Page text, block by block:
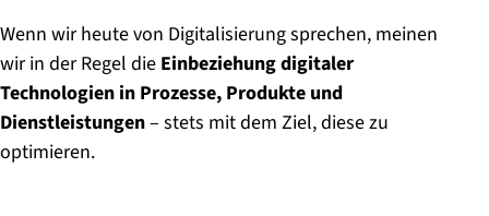
Wenn wir heute von Digitalisierung sprechen, meinen
wir in der Regel die Einbeziehung digitaler
Technologien in Prozesse, Produkte und
Dienstleistungen– stets mit dem Ziel, diese zu
optimieren.